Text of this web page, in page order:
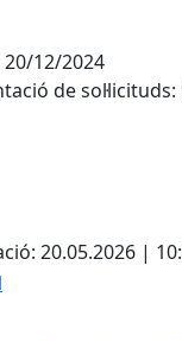
12/2024
de
20.05.2026 |